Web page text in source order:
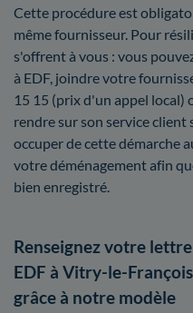
Cette procédure est
même fournisseur. Pour
s'offrent à vous : vous
à EDF, joindre votre
15 15 (prix d'un appel local)
rendre sur son service client
occuper de cette démarche
votre déménagement afin
bien enregistré.
Renseignez votre
EDF à Vitry-le-
grâce à notre modèle